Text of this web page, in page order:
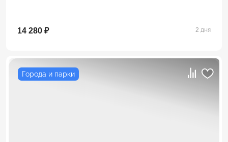
14 280 ₽ 2 дня
Города и парки